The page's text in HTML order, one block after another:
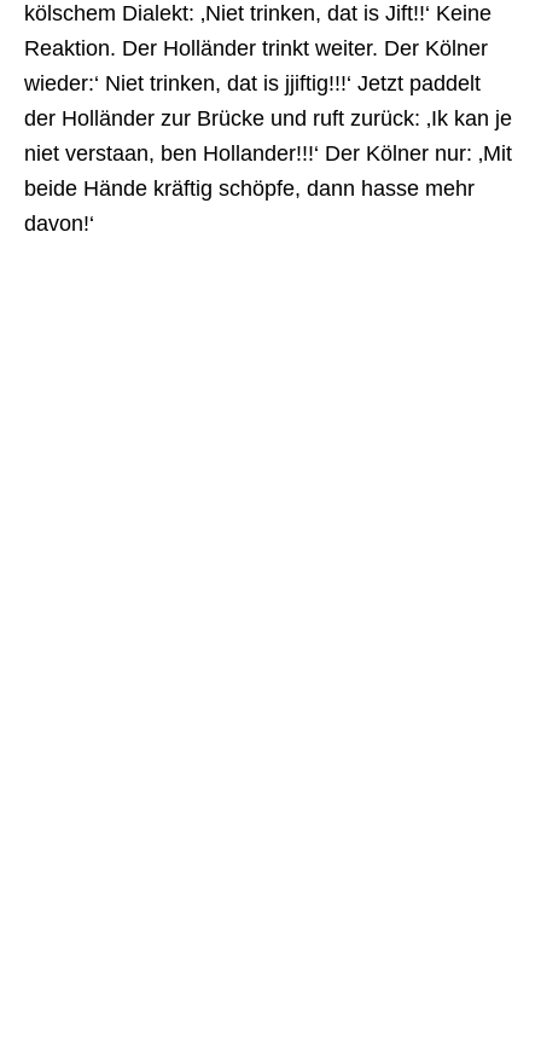
kölschem Dialekt: ‚Niet trinken, dat is Jift!!‘ Keine
Reaktion. Der Holländer trinkt weiter. Der Kölner
wieder:‘ Niet trinken, dat is jjiftig!!!‘ Jetzt paddelt
der Holländer zur Brücke und ruft zurück: ‚Ik kan je
niet verstaan, ben Hollander!!!‘ Der Kölner nur: ‚Mit
beide Hände kräftig schöpfe, dann hasse mehr
davon!‘